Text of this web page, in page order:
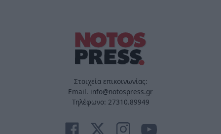
Στοιχεία επικοινωνίας:
Email. info@notospress.gr
Τηλέφωνο: 27310.89949